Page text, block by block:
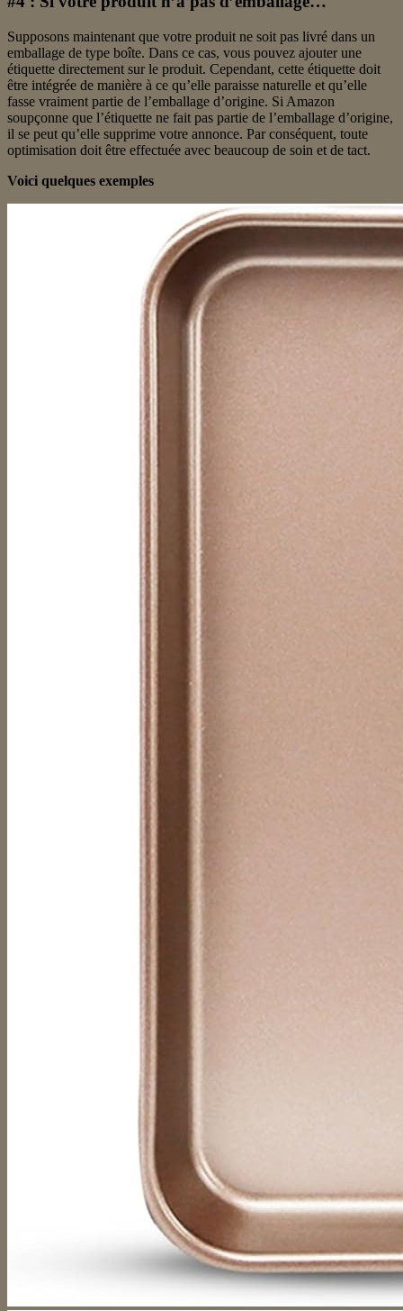
Supposons maintenant que votre produit ne soit pas livré dans un
emballage de type boîte. Dans ce cas, vous pouvez ajouter une
étiquette directement sur le produit. Cependant, cette étiquette doit
être intégrée de manière à ce qu’elle paraisse naturelle et qu’elle
fasse vraiment partie de l’emballage d’origine. Si Amazon
soupçonne que l’étiquette ne fait pas partie de l’emballage d’origine,
il se peut qu’elle supprime votre annonce. Par conséquent, toute
optimisation doit être effectuée avec beaucoup de soin et de tact.
Voici quelques exemples